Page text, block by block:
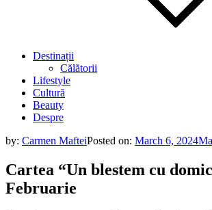
Destinații
Călătorii
Lifestyle
Cultură
Beauty
Despre
by: Carmen MafteiPosted on: March 6, 2024
Cartea “Un blestem cu
Februarie